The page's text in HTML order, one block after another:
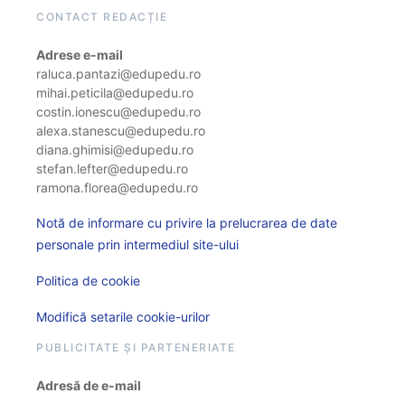
CONTACT REDACȚIE
Adrese e-mail
raluca.pantazi@edupedu.ro
mihai.peticila@edupedu.ro
costin.ionescu@edupedu.ro
alexa.stanescu@edupedu.ro
diana.ghimisi@edupedu.ro
stefan.lefter@edupedu.ro
ramona.florea@edupedu.ro
Notă de informare cu privire la prelucrarea de date
personale prin intermediul site-ului
Politica de cookie
Modifică setarile cookie-urilor
PUBLICITATE ȘI PARTENERIATE
Adresă de e-mail